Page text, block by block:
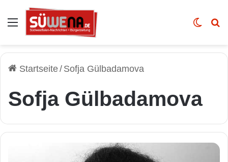
Auswahl Skin
Startseite/ Sofja Gülbadamova
Sofja Gülbadamova